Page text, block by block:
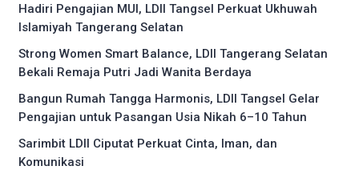
Hadiri Pengajian MUI, LDII Tangsel Perkuat Ukhuwah
Islamiyah Tangerang Selatan
Strong Women Smart Balance, LDII Tangerang Selatan
Bekali Remaja Putri Jadi Wanita Berdaya
Bangun Rumah Tangga Harmonis, LDII Tangsel Gelar
Pengajian untuk Pasangan Usia Nikah 6–10 Tahun
Sarimbit LDII Ciputat Perkuat Cinta, Iman, dan
Komunikasi